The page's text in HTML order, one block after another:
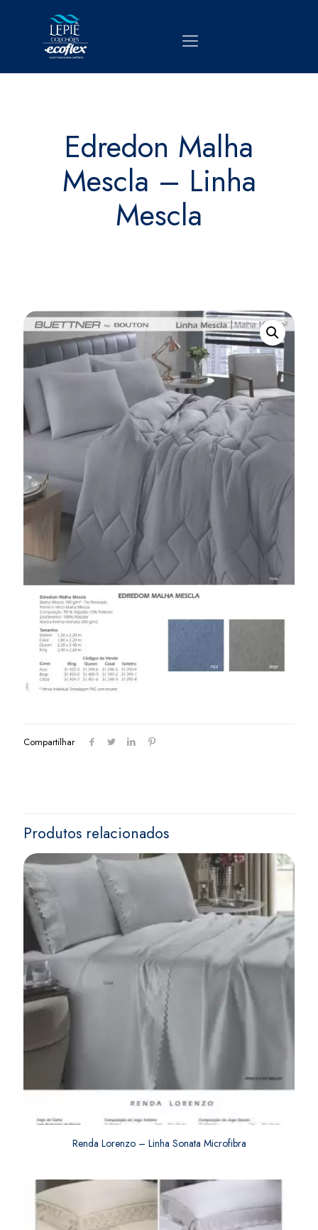
Edredon Malha
Mescla – Linha
Mescla
Compartilhar
Produtos relacionados
Renda Lorenzo – Linha Sonata Microfibra